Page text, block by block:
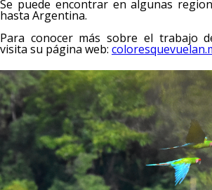
Se puede encontrar en algunas
hasta Argentina.
Para conocer más sobre el trabajo
visita su página web: